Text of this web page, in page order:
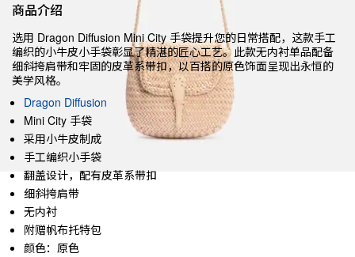
商品介绍
选用 Dragon Diffusion Mini City 手袋提升您的日常搭配，这款手工
编织的小牛皮小手袋彰显了精湛的匠心工艺。此款无内衬单品配备
细斜挎肩带和牢固的皮革系带扣，以百搭的原色饰面呈现出永恒的
美学风格。
Dragon Diffusion
Mini City 手袋
采用小牛皮制成
手工编织小手袋
翻盖设计，配有皮革系带扣
细斜挎肩带
无内衬
附赠帆布托特包
颜色：原色